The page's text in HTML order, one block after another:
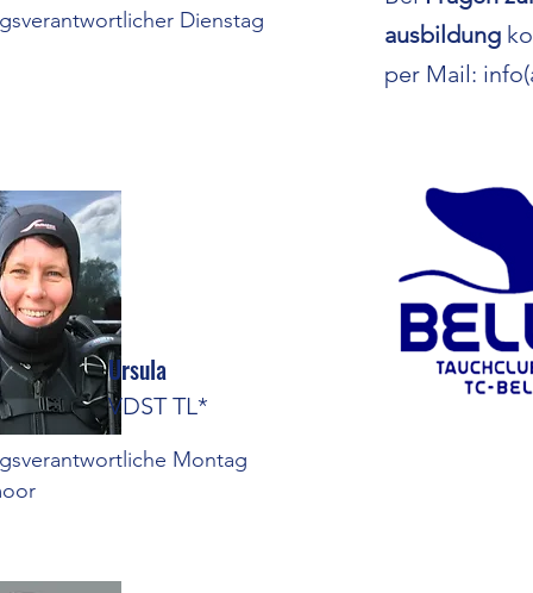
Dienstag
ausbildung
per Mail:
Montag
Ursula
VDST TL*